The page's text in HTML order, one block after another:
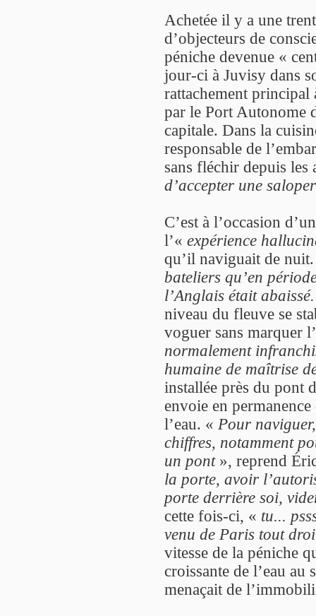
Achetée il y a une
d’objecteurs de
péniche devenue «
jour-ci à Juvisy dans
rattachement principal
par le Port Autonome
capitale. Dans la
responsable de
sans fléchir depuis les
d’accepter une
C’est à l’occasion
l’« expérience
qu’il naviguait de
bateliers qu’en
l’Anglais était abaissé.
niveau du fleuve se
voguer sans marquer
normalement
humaine de maîtrise
installée près du pont
envoie en
l’eau. « Pour
chiffres, notamment
un pont», reprend
la porte, avoir
porte derrière soi,
cette fois-ci, « tu...
venu de Paris tout
vitesse de la péniche
croissante de l’eau au
menaçait de